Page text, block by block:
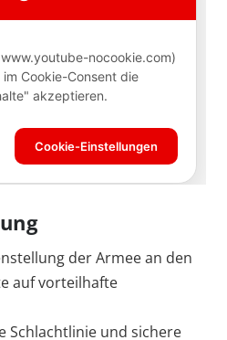
der Armee an den
auf vorteilhafte
Schlachtlinie und sichere